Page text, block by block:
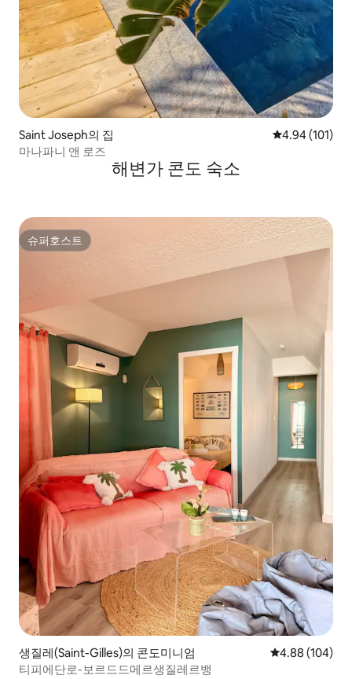
Saint Joseph의 집 평점 4.94점(5
4.94 (101)
마나파니 앤 로즈
해변가 콘도 숙소
슈퍼호스트
슈퍼호스트
생질레(Saint-Gilles)의 콘도미니엄 평점 4.88점(5
4.88 (104)
티피에단로-보르드드메르생질레르뱅